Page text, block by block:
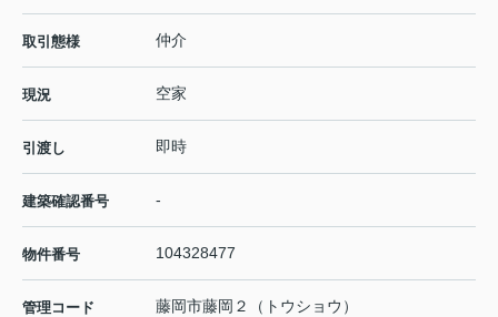
取引態様 仲介
現況 空家
引渡し 即時
建築確認番号 -
物件番号 104328477
管理コード 藤岡市藤岡２（トウショウ）